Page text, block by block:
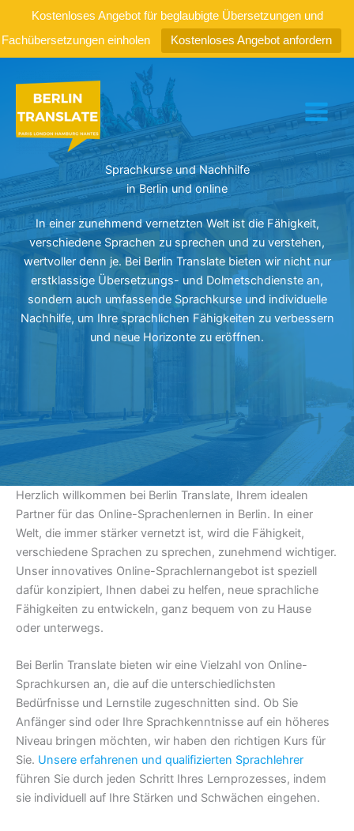
Kostenloses Angebot für beglaubigte Übersetzungen und
Fachübersetzungen einholen
Kostenloses Angebot anfordern
Inhalt
springen
Sprachkurse und Nachhilfe
in Berlin und online
In einer zunehmend vernetzten Welt ist die Fähigkeit,
verschiedene Sprachen zu sprechen und zu verstehen,
wertvoller denn je. Bei Berlin Translate bieten wir nicht nur
erstklassige Übersetzungs- und Dolmetschdienste an,
sondern auch umfassende Sprachkurse und individuelle
Nachhilfe, um Ihre sprachlichen Fähigkeiten zu verbessern
und neue Horizonte zu eröffnen.
Herzlich willkommen bei Berlin Translate, Ihrem idealen
Partner für das Online-Sprachenlernen in Berlin. In einer
Welt, die immer stärker vernetzt ist, wird die Fähigkeit,
verschiedene Sprachen zu sprechen, zunehmend wichtiger.
Unser innovatives Online-Sprachlernangebot ist speziell
dafür konzipiert, Ihnen dabei zu helfen, neue sprachliche
Fähigkeiten zu entwickeln, ganz bequem von zu Hause
oder unterwegs.
Bei Berlin Translate bieten wir eine Vielzahl von Online-
Sprachkursen an, die auf die unterschiedlichsten
Bedürfnisse und Lernstile zugeschnitten sind. Ob Sie
Anfänger sind oder Ihre Sprachkenntnisse auf ein höheres
Niveau bringen möchten, wir haben den richtigen Kurs für
Sie. Unsere erfahrenen und qualifizierten Sprachlehrer
führen Sie durch jeden Schritt Ihres Lernprozesses, indem
sie individuell auf Ihre Stärken und Schwächen eingehen.